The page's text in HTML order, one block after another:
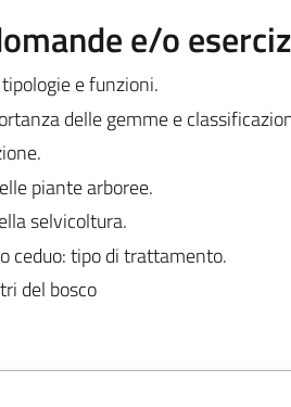
e/o
e funzioni.
delle gemme e
piante arboree.
selvicoltura.
ceduo: tipo di trattamento.
del bosco